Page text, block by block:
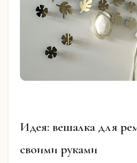
Идея: вешалка для
своими руками